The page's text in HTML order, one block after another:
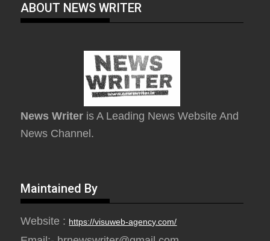
ABOUT NEWS WRITER
News Writer is A Leading News Website And
News Channel.
Maintained By
Website : https://visuweb-agency.com/